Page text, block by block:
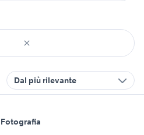
Dal più rilevante